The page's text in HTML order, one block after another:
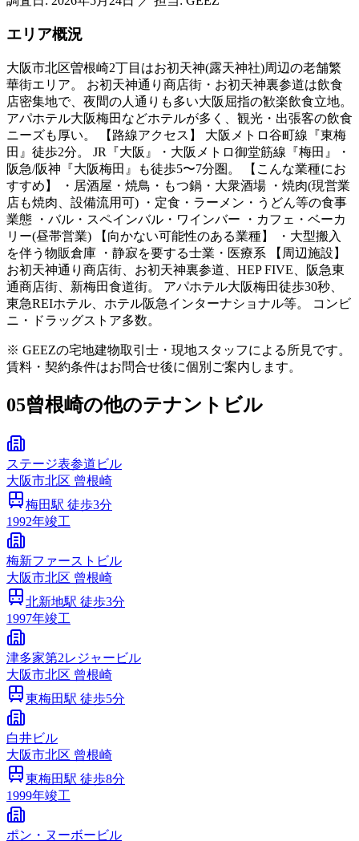
エリア概況
大阪市北区曽根崎2丁目はお初天神(露天神社)周辺の老舗繁
華街エリア。 お初天神通り商店街・お初天神裏参道は飲食
店密集地で、夜間の人通りも多い大阪屈指の歓楽飲食立地。
アパホテル大阪梅田などホテルが多く、観光・出張客の飲食
ニーズも厚い。 【路線アクセス】 大阪メトロ谷町線『東梅
田』徒歩2分。 JR『大阪』・大阪メトロ御堂筋線『梅田』・
阪急/阪神『大阪梅田』も徒歩5〜7分圏。 【こんな業種にお
すすめ】 ・居酒屋・焼鳥・もつ鍋・大衆酒場 ・焼肉(現営業
店も焼肉、設備流用可) ・定食・ラーメン・うどん等の食事
業態 ・バル・スペインバル・ワインバー ・カフェ・ベーカ
リー(昼帯営業) 【向かない可能性のある業種】 ・大型搬入
を伴う物販倉庫 ・静寂を要する士業・医療系 【周辺施設】
お初天神通り商店街、お初天神裏参道、HEP FIVE、阪急東
通商店街、新梅田食道街。 アパホテル大阪梅田徒歩30秒、
東急REIホテル、ホテル阪急インターナショナル等。 コンビ
ニ・ドラッグストア多数。
※ GEEZの宅地建物取引士・現地スタッフによる所見です。
賃料・契約条件はお問合せ後に個別ご案内します。
05曾根崎の他のテナントビル
ステージ表参道ビル
大阪市北区 曾根崎
梅田駅 徒歩3分
1992年竣工
梅新ファーストビル
大阪市北区 曾根崎
北新地駅 徒歩3分
1997年竣工
津多家第2レジャービル
大阪市北区 曾根崎
東梅田駅 徒歩5分
白井ビル
大阪市北区 曾根崎
東梅田駅 徒歩8分
1999年竣工
ポン・ヌーボービル